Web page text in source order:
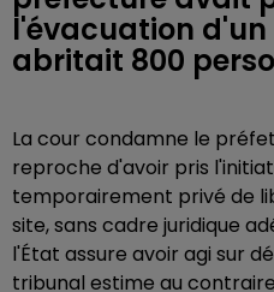
l'évacuation
abritait 800
La cour condamne le
reproche d'avoir pris
temporairement privé de
site, sans cadre juridique
l'État assure avoir agi sur
tribunal estime au